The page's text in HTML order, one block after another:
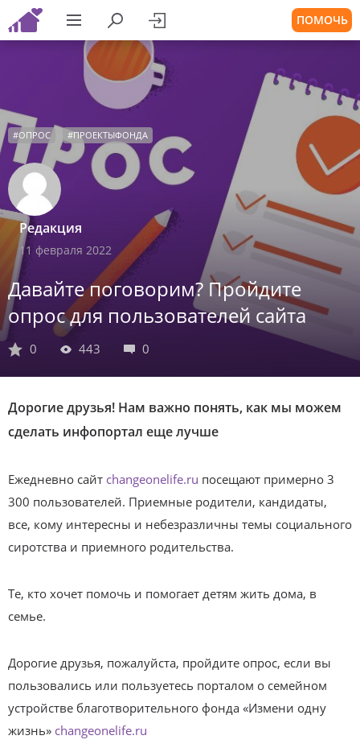
ПОМОЧЬ
#ОПРОС #ПРОЕКТЫФОНДА
Редакция
11 февраля 2022
Давайте поговорим? Пройдите
опрос для пользователей сайта
0 443 0
Дорогие друзья! Нам важно понять, как мы можем
сделать инфопортал еще лучше
Ежедневно сайт changeonelife.ru посещают примерно 3
300 пользователей. Приемные родители, кандидаты,
все, кому интересны и небезразличны темы социального
сиротства и приемного родительства.
Те, кто хочет помочь и помогает детям жить дома, в
семье.
Дорогие друзья, пожалуйста, пройдите опрос, если вы
пользовались или пользуетесь порталом о семейном
устройстве благотворительного фонда «Измени одну
жизнь» changeonelife.ru